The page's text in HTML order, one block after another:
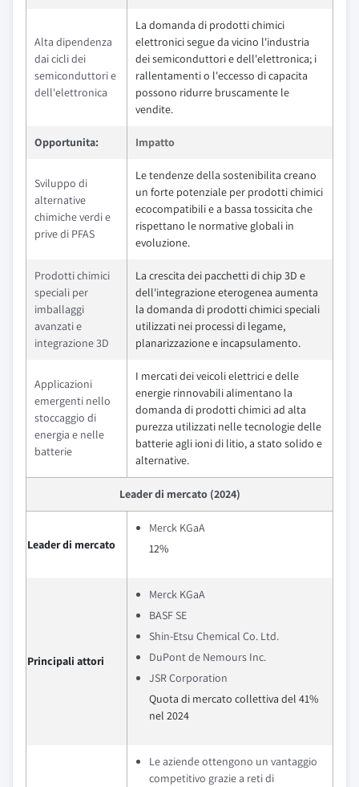
Alta dipendenza
dai cicli dei
semiconduttori e
dell'elettronica
La domanda di prodotti chimici
elettronici segue da vicino l'industria
dei semiconduttori e dell'elettronica; i
rallentamenti o l'eccesso di capacita
possono ridurre bruscamente le
vendite.
Opportunita: Impatto
Sviluppo di
alternative
chimiche verdi e
prive di PFAS
Le tendenze della sostenibilita creano
un forte potenziale per prodotti chimici
ecocompatibili e a bassa tossicita che
rispettano le normative globali in
evoluzione.
Prodotti chimici
speciali per
imballaggi
avanzati e
integrazione 3D
La crescita dei pacchetti di chip 3D e
dell'integrazione eterogenea aumenta
la domanda di prodotti chimici speciali
utilizzati nei processi di legame,
planarizzazione e incapsulamento.
Applicazioni
emergenti nello
stoccaggio di
energia e nelle
batterie
I mercati dei veicoli elettrici e delle
energie rinnovabili alimentano la
domanda di prodotti chimici ad alta
purezza utilizzati nelle tecnologie delle
batterie agli ioni di litio, a stato solido e
alternative.
Leader di mercato (2024)
Leader di mercato
Merck KGaA
12%
Principali attori
Merck KGaA
BASF SE
Shin-Etsu Chemical Co. Ltd.
DuPont de Nemours Inc.
JSR Corporation
Quota di mercato collettiva del 41%
nel 2024
Le aziende ottengono un vantaggio
competitivo grazie a reti di